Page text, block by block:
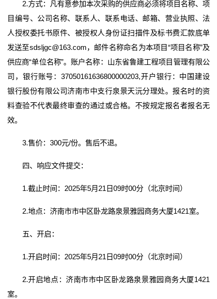
2.方式：凡有意参加本次采购的供应商必须将项目名称、项
目编号、公司名称、联系人、联系电话、邮箱、营业执照、法
人授权委托书原件、被授权人身份证扫描件及标书费汇款底单
发送至sdsljgc@163.com，邮件名称命名为本项目“项目名称”及
供应商“单位名称”。账户名称：山东省鲁建工程项目管理有限公
司，银行账号：37050161636800000203,开户银行：中国建设
银行股份有限公司济南市中支行泉景天沅分理处。报名时的资
料查验不代表最终审查的通过或合格。不按规定报名者报名无
效。
3.售价：300元/份。售后不退。
四、响应文件提交：
1.截止时间：2025年5月21日09时00分（北京时间）
2.地点：济南市市中区卧龙路泉景雅园商务大厦1421室。
五、开启：
1.开启时间：2025年5月21日09时00分（北京时间）
2.开启地点：济南市市中区卧龙路泉景雅园商务大厦1421
室。